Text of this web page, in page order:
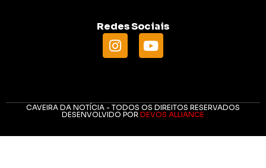
Redes Sociais
CAVEIRA DA NOTÍCIA - TODOS OS DIREITOS RESERVADOS
DESENVOLVIDO POR DEVOS ALLIANCE